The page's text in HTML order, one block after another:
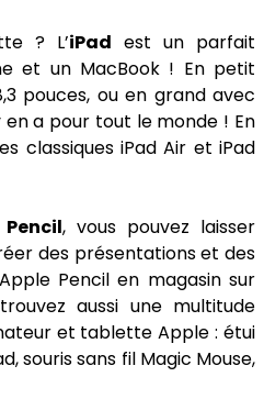
? L’iPad est un parfait
et un MacBook ! En petit
pouces, ou en grand avec
en a pour tout le monde ! En
classiques iPad Air et iPad
, vous pouvez laisser
des présentations et des
Pencil en magasin sur
aussi une multitude
et tablette Apple : étui
souris sans fil Magic Mouse,